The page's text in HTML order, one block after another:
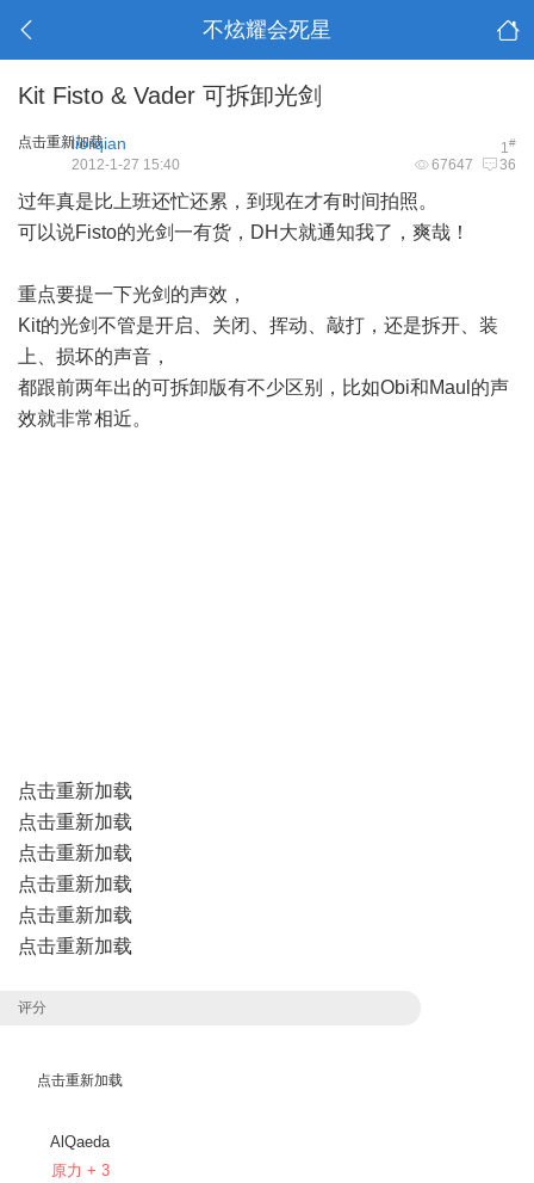
不炫耀会死星
Kit Fisto & Vader 可拆卸光剑
点击重新加载 1#
liorqian
67647 36
2012-1-27 15:40
过年真是比上班还忙还累，到现在才有时间拍照。
可以说Fisto的光剑一有货，DH大就通知我了，爽哉！
重点要提一下光剑的声效，
Kit的光剑不管是开启、关闭、挥动、敲打，还是拆开、装
上、损坏的声音，
都跟前两年出的可拆卸版有不少区别，比如Obi和Maul的声
效就非常相近。
点击重新加载
点击重新加载
点击重新加载
点击重新加载
点击重新加载
点击重新加载
评分
点击重新加载
AlQaeda
原力 + 3